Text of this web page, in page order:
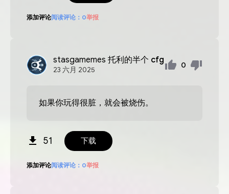
添加评论阅读评论： 0举报
stasgamemes 托利的半个 cfg
23 六月 2025
0
如果你玩得很脏，就会被烧伤。
51 下载
添加评论阅读评论： 0举报